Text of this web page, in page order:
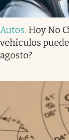
Autos. Hoy No
vehículos
agosto?